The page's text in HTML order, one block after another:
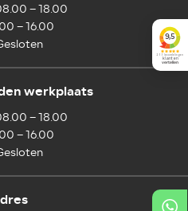
– 18.00
– 16.00
werkplaats
– 18.00
– 16.00